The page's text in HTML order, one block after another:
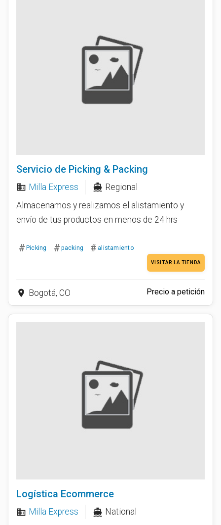
Servicio de Picking & Packing
business Milla Express directions_boat Regional
Almacenamos y realizamos el alistamiento y
envío de tus productos en menos de 24 hrs
# Picking # packing # alistamiento
VISITAR LA TIENDA
place Bogotá, CO Precio a petición
Logística Ecommerce
business Milla Express directions_boat National